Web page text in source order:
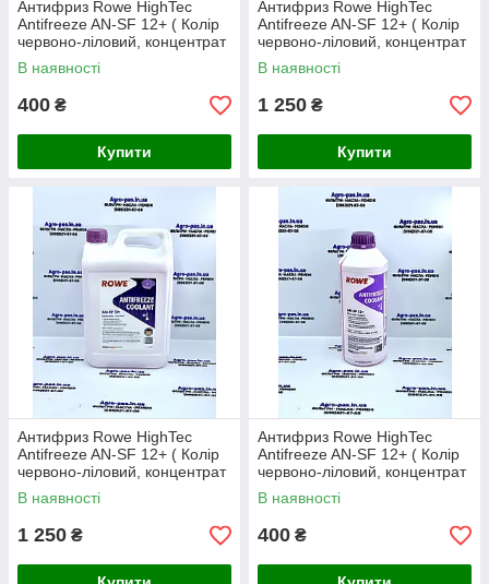
Антифриз Rowe HighTec
Antifreeze AN-SF 12+ ( Колір
червоно-ліловий, концентрат
-72C) 1.5 л
В наявності
400 ₴
Купити
Антифриз Rowe HighTec
Antifreeze AN-SF 12+ ( Колір
червоно-ліловий, концентрат
-72C) 5 л
В наявності
1 250 ₴
Купити
Антифриз Rowe HighTec
Antifreeze AN-SF 12+ ( Колір
червоно-ліловий, концентрат
-72C) 5 л
В наявності
1 250 ₴
Антифриз Rowe HighTec
Antifreeze AN-SF 12+ ( Колір
червоно-ліловий, концентрат
-72C) 1.5 л
В наявності
400 ₴